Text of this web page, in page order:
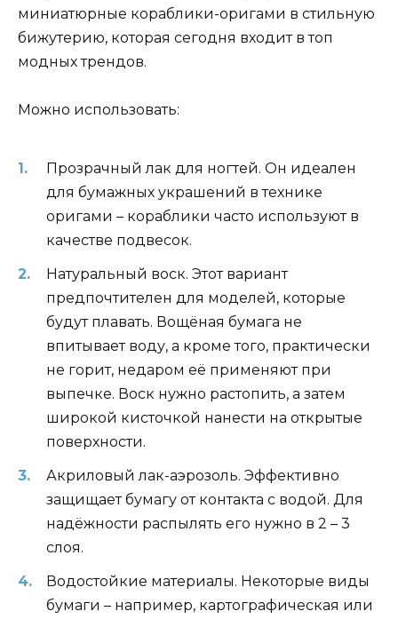
миниатюрные кораблики-оригами в стильную
бижутерию, которая сегодня входит в топ
модных трендов.
Можно использовать:
Прозрачный лак для ногтей. Он идеален
для бумажных украшений в технике
оригами – кораблики часто используют в
качестве подвесок.
Натуральный воск. Этот вариант
предпочтителен для моделей, которые
будут плавать. Вощёная бумага не
впитывает воду, а кроме того, практически
не горит, недаром её применяют при
выпечке. Воск нужно растопить, а затем
широкой кисточкой нанести на открытые
поверхности.
Акриловый лак-аэрозоль. Эффективно
защищает бумагу от контакта с водой. Для
надёжности распылять его нужно в 2 – 3
слоя.
Водостойкие материалы. Некоторые виды
бумаги – например, картографическая или